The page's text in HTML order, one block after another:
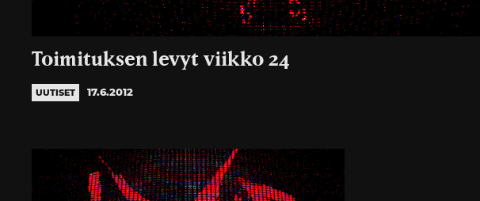
Toimituksen levyt viikko 24
UUTISET 17.6.2012